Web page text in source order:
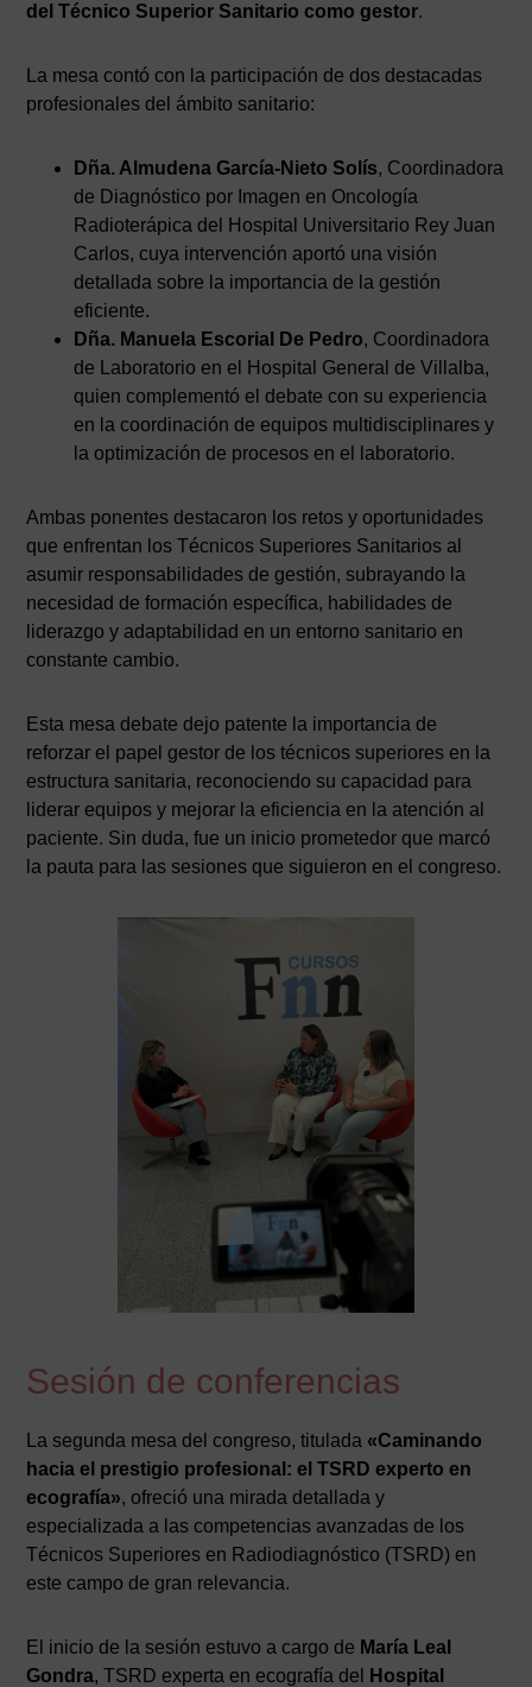
del Técnico Superior Sanitario como gestor.
La mesa contó con la participación de dos destacadas
profesionales del ámbito sanitario:
Dña. Almudena García-Nieto Solís, Coordinadora
de Diagnóstico por Imagen en Oncología
Radioterápica del Hospital Universitario Rey Juan
Carlos, cuya intervención aportó una visión
detallada sobre la importancia de la gestión
eficiente.
Dña. Manuela Escorial De Pedro, Coordinadora
de Laboratorio en el Hospital General de Villalba,
quien complementó el debate con su experiencia
en la coordinación de equipos multidisciplinares y
la optimización de procesos en el laboratorio.
Ambas ponentes destacaron los retos y oportunidades
que enfrentan los Técnicos Superiores Sanitarios al
asumir responsabilidades de gestión, subrayando la
necesidad de formación específica, habilidades de
liderazgo y adaptabilidad en un entorno sanitario en
constante cambio.
Esta mesa debate dejo patente la importancia de
reforzar el papel gestor de los técnicos superiores en la
estructura sanitaria, reconociendo su capacidad para
liderar equipos y mejorar la eficiencia en la atención al
paciente. Sin duda, fue un inicio prometedor que marcó
la pauta para las sesiones que siguieron en el congreso.
Sesión de conferencias
La segunda mesa del congreso, titulada «Caminando
hacia el prestigio profesional: el TSRD experto en
ecografía», ofreció una mirada detallada y
especializada a las competencias avanzadas de los
Técnicos Superiores en Radiodiagnóstico (TSRD) en
este campo de gran relevancia.
El inicio de la sesión estuvo a cargo de María Leal
Gondra, TSRD experta en ecografía del Hospital